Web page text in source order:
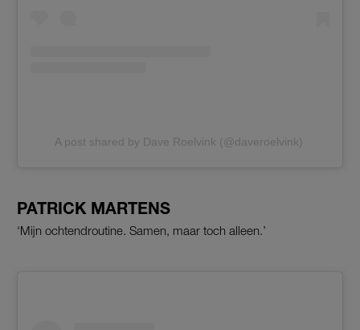
A post shared by Dave Roelvink (@daveroelvink)
PATRICK MARTENS
‘Mijn ochtendroutine. Samen, maar toch alleen.’